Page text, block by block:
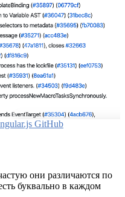
GitHub
они различаются по
буквально в каждом